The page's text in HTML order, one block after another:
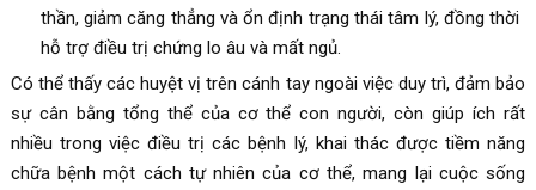
thần, giảm căng thẳng và ổn định trạng thái tâm lý, đồng thời
hỗ trợ điều trị chứng lo âu và mất ngủ.
Có thể thấy các huyệt vị trên cánh tay ngoài việc duy trì, đảm bảo
sự cân bằng tổng thể của cơ thể con người, còn giúp ích rất
nhiều trong việc điều trị các bệnh lý, khai thác được tiềm năng
chữa bệnh một cách tự nhiên của cơ thể, mang lại cuộc sống